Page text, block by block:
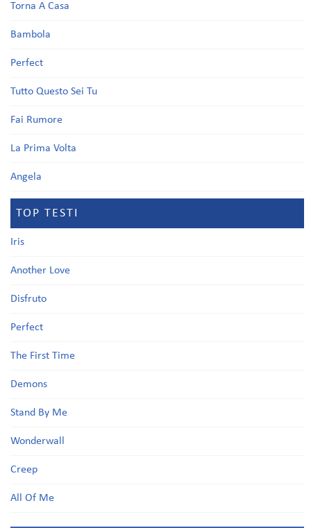
Torna A Casa
Bambola
Perfect
Tutto Questo Sei Tu
Fai Rumore
La Prima Volta
Angela
TOP TESTI
Iris
Another Love
Disfruto
Perfect
The First Time
Demons
Stand By Me
Wonderwall
Creep
All Of Me